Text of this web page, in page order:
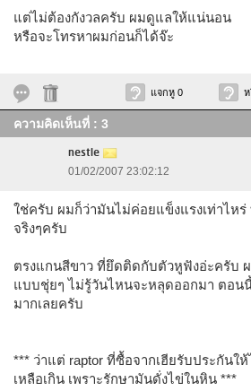
แต่ไม่ต้องกังวลครับ ผมดูแลให้แน่นอน
หรือจะโทรหาผมก่อนก็ได้จ๊ะ
แจกหู 0
ความคิดเห็นที่ : 3
nestle
01/02/2007 23:02:12
ใช่ครับ ผมก็ว่ามันไม่ค่อยแข็งแรงเท่าไห
จริงๆครับ
ตรงแกนสีขาว ที่ยึดติดกับตัวหูฟังอ่ะครับ
แบบชุ่ยๆ ไม่รู้วันไหนจะหลุดออกมา ตอนนี้
มากเลยครับ
*** ว่าแต่ raptor ที่ซื้อจากเฮียรับประกันใ
เหลือเกิน เพราะรักษามันดั่งไข่ในหิน ***